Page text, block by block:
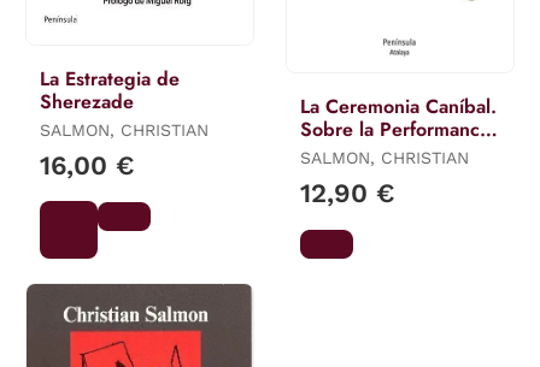
La Estrategia de
Sherezade
SALMON, CHRISTIAN
16,00 €
La Ceremonia Caníbal.
Sobre la Performance
Política
SALMON, CHRISTIAN
12,90 €